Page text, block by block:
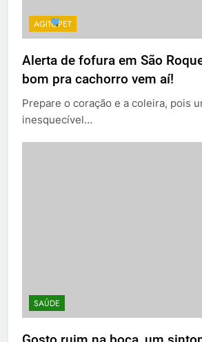
AGITOPET
Alerta de fofura em São
bom pra cachorro vem aí!
Prepare o coração e a coleira, pois
inesquecível…
SAÚDE